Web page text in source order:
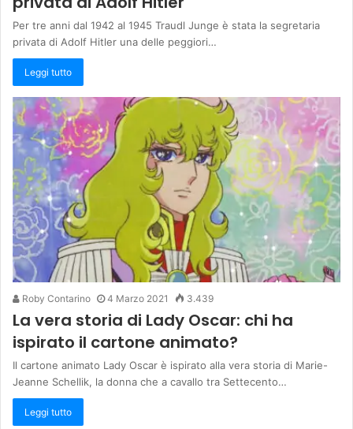
Per tre anni dal 1942 al 1945 Traudl Junge è stata la segretaria
privata di Adolf Hitler una delle peggiori…
Leggi tutto
Roby Contarino 4 Marzo 2021 3.439
La vera storia di Lady Oscar: chi ha
ispirato il cartone animato?
Il cartone animato Lady Oscar è ispirato alla vera storia di Marie-
Jeanne Schellik, la donna che a cavallo tra Settecento…
Leggi tutto